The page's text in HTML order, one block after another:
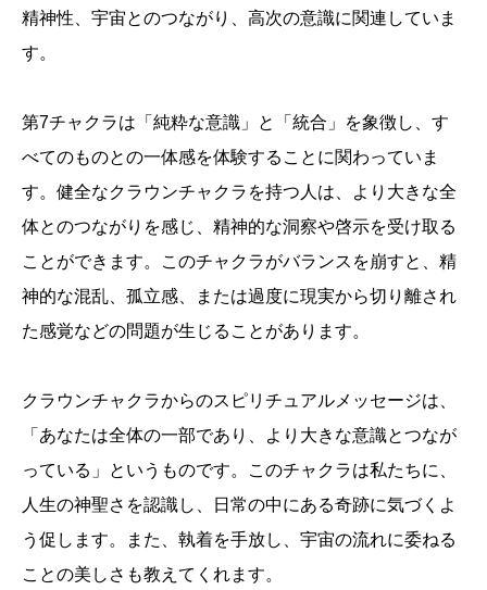
精神性、宇宙とのつながり、高次の意識に関連していま
す。
第7チャクラは「純粋な意識」と「統合」を象徴し、す
べてのものとの一体感を体験することに関わっていま
す。健全なクラウンチャクラを持つ人は、より大きな全
体とのつながりを感じ、精神的な洞察や啓示を受け取る
ことができます。このチャクラがバランスを崩すと、精
神的な混乱、孤立感、または過度に現実から切り離され
た感覚などの問題が生じることがあります。
クラウンチャクラからのスピリチュアルメッセージは、
「あなたは全体の一部であり、より大きな意識とつなが
っている」というものです。このチャクラは私たちに、
人生の神聖さを認識し、日常の中にある奇跡に気づくよ
う促します。また、執着を手放し、宇宙の流れに委ねる
ことの美しさも教えてくれます。